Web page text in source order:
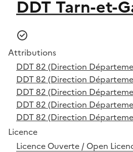
DDT Tarn-et-
Attributions
DDT 82 (Direction
DDT 82 (Direction
DDT 82 (Direction
DDT 82 (Direction
DDT 82 (Direction
Licence
Licence Ouverte / Open